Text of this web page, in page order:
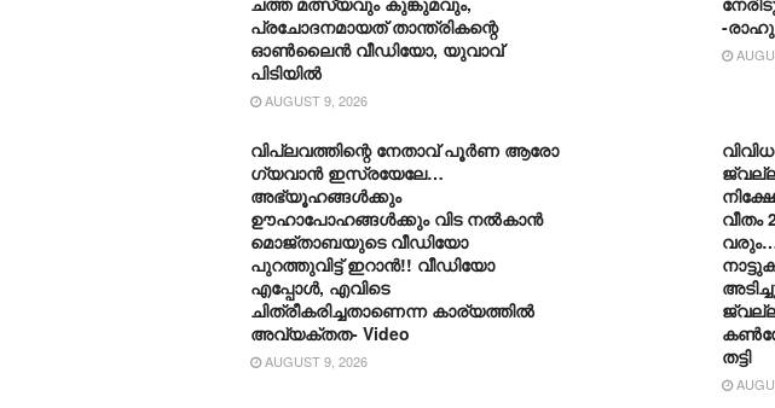
പ്രചോദനമായത് താന്ത്രികന്റെ
ഓണ്‍ലൈന്‍ വീഡിയോ, യുവാവ്
പിടിയില്‍
AUGUST 9, 2026
-
വിപ്ലവത്തിന്റെ നേതാവ് പൂർണ ആരോ​
ഗ്യവാൻ ഇസ്രയേലേ…
അഭ്യൂഹങ്ങൾക്കും
ഊഹാപോഹങ്ങൾക്കും വിട നൽകാൻ
മൊജ്താബയുടെ വീഡിയോ
പുറത്തുവിട്ട് ഇറാൻ!! വീഡിയോ
എപ്പോൾ, എവിടെ
ചിത്രീകരിച്ചതാണെന്ന കാര്യത്തിൽ
അവ്യക്തത- Video
AUGUST 9, 2026
വീതം
തട്ടി